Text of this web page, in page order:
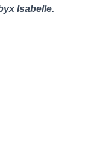
Isabelle.